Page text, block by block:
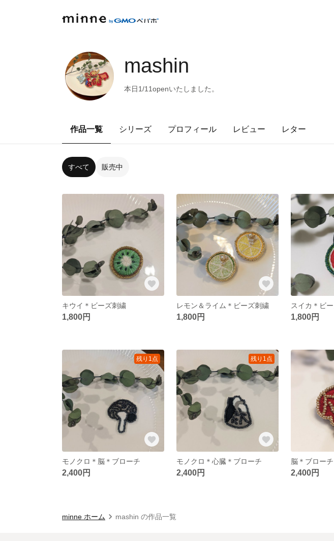
mashin
本日1/11openいたしました。
作品一覧 シリーズ プロフィール レビュー レター
すべて 販売中
キウイ＊ビーズ刺繍
1,800円
レモン＆ライム＊ビーズ刺繍
1,800円
スイカ＊ビ
1,800円
残り1点
モノクロ＊脳＊ブローチ
2,400円
残り1点
モノクロ＊心臓＊ブローチ
2,400円
脳＊ブローチ
2,400円
minne ホーム mashin の作品一覧